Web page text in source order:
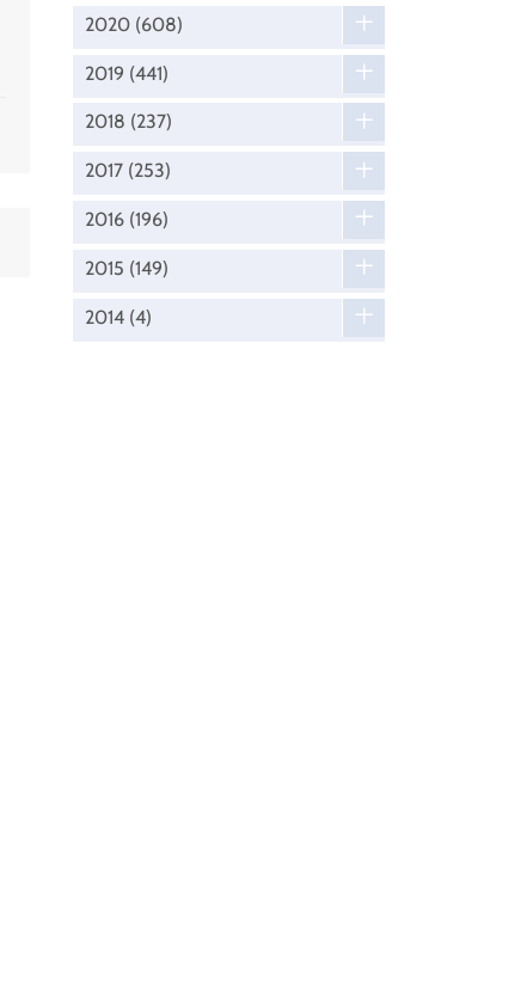
2020 (608)
2019 (441)
2018 (237)
2017 (253)
2016 (196)
2015 (149)
2014 (4)